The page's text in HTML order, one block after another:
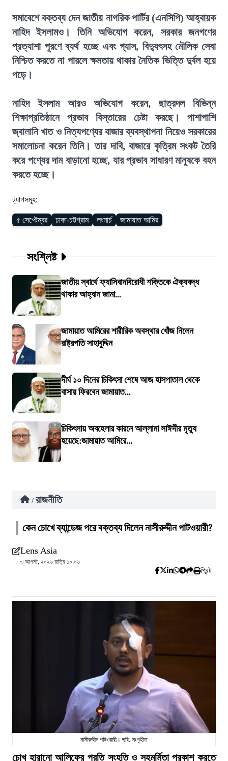
সমাবেশে বক্তব্য দেন জাতীয় নাগরিক পার্টির (এনসিপি) আহ্বায়ক
নাহিদ ইসলামও। তিনি অভিযোগ করেন, সরকার জনগণের
প্রত্যাশা পূরণে ব্যর্থ হচ্ছে এবং গ্যাস, বিদ্যুৎসহ মৌলিক সেবা
নিশ্চিত করতে না পারলে ক্ষমতায় থাকার নৈতিক ভিত্তি দুর্বল হয়ে
পড়ে।
নাহিদ ইসলাম আরও অভিযোগ করেন, ছাত্রদল বিভিন্ন
শিক্ষাপ্রতিষ্ঠানে প্রভাব বিস্তারের চেষ্টা করছে। পাশাপাশি
জ্বালানি খাত ও নিত্যপণ্যের বাজার ব্যবস্থাপনা নিয়েও সরকারের
সমালোচনা করেন তিনি। তার দাবি, বাজারে কৃত্রিম সংকট তৈরি
করে পণ্যের দাম বাড়ানো হচ্ছে, যার প্রভাব সাধারণ মানুষকে বহন
করতে হচ্ছে।
ট্যাগসমূহ:
৫ সেপ্টেম্বর ঢাকা-চট্টগ্রাম লংমার্চ জামায়াত আমির
সংশ্লিষ্ট
জাতীয় স্বার্থে ফ্যাসিবাদবিরোধী শক্তিকে ঐক্যবদ্ধ
থাকার আহ্বান জামা...
জামায়াত আমিরের শারীরিক অবস্থার খোঁজ নিলেন
রাষ্ট্রপতি সাহাবুদ্দিন
দীর্ঘ ১০ দিনের চিকিৎসা শেষে আজ হাসপাতাল থেকে
বাসায় ফিরবেন জামায়াত...
চিকিৎসায় অবহেলার কারনে আল্লামা সাঈদীর মৃত্যু
হয়েছে:জামায়াত আমিরে...
/ রাজনীতি
কেন চোখে ব্যান্ডেজ পরে বক্তব্য দিলেন নাসীরুদ্দীন পাটওয়ারী?
Lens Asia
৩ আগস্ট, ২০২৬ রাত্রি ১০:০৬
প্রিন্ট
নাসীরুদ্দীন পাটওয়ারী। ছবি: সংগৃহীত
চোখ হারানো আলিফের প্রতি সংহতি ও সহমর্মিতা প্রকাশ করতে